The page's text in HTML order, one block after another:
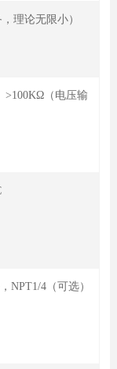
理论无限小）
（电压输
4（可选）